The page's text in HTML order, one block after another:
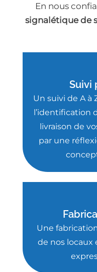
En nous
signalétique de
Suivi
Un suivi de A à
l’identification
livraison de
par une
Une
de nos locaux